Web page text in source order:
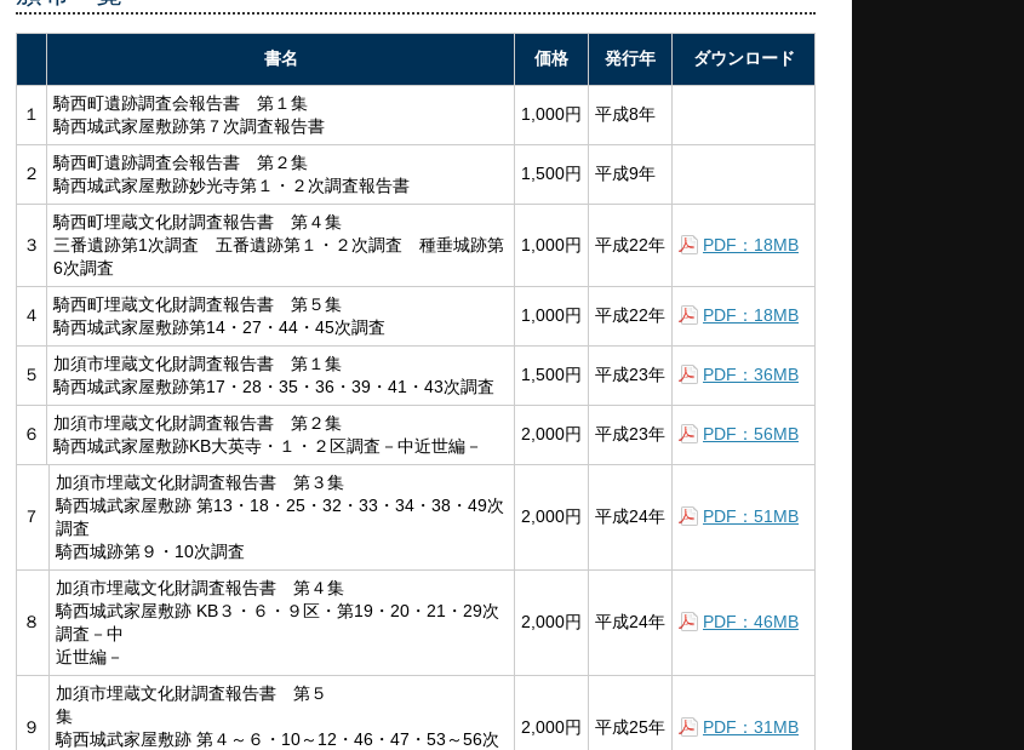
書名 価格 発行年 ダウンロード
１
騎西町遺跡調査会報告書 第１集
騎西城武家屋敷跡第７次調査報告書
1,000円 平成8年
２
騎西町遺跡調査会報告書 第２集
騎西城武家屋敷跡妙光寺第１・２次調査報告書
1,500円 平成9年
３
騎西町埋蔵文化財調査報告書 第４集
三番遺跡第1次調査 五番遺跡第１・２次調査 種垂城跡第
6次調査
1,000円 平成22年 PDF：18MB
４
騎西町埋蔵文化財調査報告書 第５集
騎西城武家屋敷跡第14・27・44・45次調査
1,000円 平成22年 PDF：18MB
５
加須市埋蔵文化財調査報告書 第１集
騎西城武家屋敷跡第17・28・35・36・39・41・43次調査
1,500円 平成23年 PDF：36MB
６
加須市埋蔵文化財調査報告書 第２集
騎西城武家屋敷跡KB大英寺・１・２区調査－中近世編－
2,000円 平成23年 PDF：56MB
７
加須市埋蔵文化財調査報告書 第３集
騎西城武家屋敷跡 第13・18・25・32・33・34・38・49次
調査
騎西城跡第９・10次調査
2,000円 平成24年 PDF：51MB
８
加須市埋蔵文化財調査報告書 第４集
騎西城武家屋敷跡 KB３・６・９区・第19・20・21・29次
調査－中
近世編－
2,000円 平成24年 PDF：46MB
９
加須市埋蔵文化財調査報告書 第５
集
騎西城武家屋敷跡 第４～６・10～12・46・47・53～56次
2,000円 平成25年 PDF：31MB